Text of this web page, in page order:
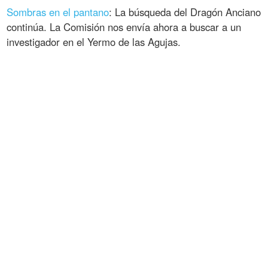
Sombras en el pantano: La búsqueda del Dragón Anciano
continúa. La Comisión nos envía ahora a buscar a un
investigador en el Yermo de las Agujas.